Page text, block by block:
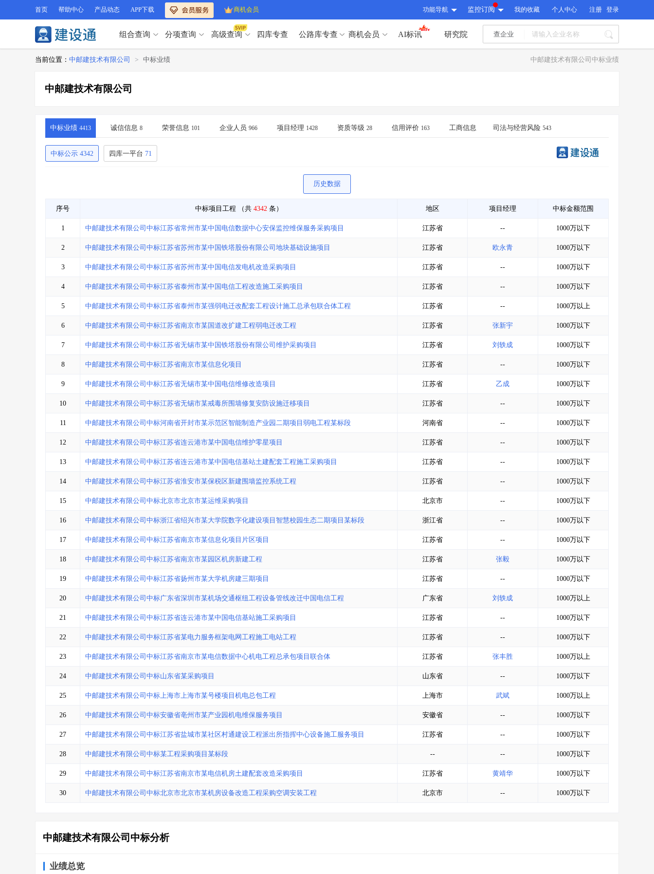
首页 帮助中心 产品动态 APP下载 商机会员 功能导航 监控订阅 我的收藏 个人中心 注册 登录
分项查询（VIP）
查资质
查荣誉
招标信息 > 组合查询>
行业 / 地区专查
组合查询-广州
宏观经济
建企舆情 >
政策规划> 招投标规则>
项目商机
拟建项目审批>
研究报告> 文章 >
API接口> 市场经营AI云平台>
人脉服务
>
组合查询 分项查询 高级查询 四库专查 公路库专查 商机会员 AI标讯 研究院 查企业
查荣誉> 查诚信
项目经理> 信用评价>
招标信息> 组合查询
四库专查>
下浮率> 技术负责人/专职安全员C证>
查业主> 项目分类筛选>
土地交易>
建设通大数据研究院
会员服务
当前位置： 中邮建技术有限公司 > 中标业绩 中邮建技术有限公司中标业绩
中邮建技术有限公司
中标业绩 4413 诚信信息 8 荣誉信息 101 企业人员 966 项目经理 1428 资质等级 28 信用评价 163 工商信息 司法与经营风险 543
中标公示 4342 四库一平台 71
历史数据
序号 中标项目工程 （共 4342条） 地区 项目经理 中标金额范围
1 中邮建技术有限公司中标江苏省常州市某中国电信数据中心安保监控维保服务采购项目 江苏省 -- 1000万以下
2 中邮建技术有限公司中标江苏省苏州市某中国铁塔股份有限公司地块基础设施项目 江苏省 欧永青 1000万以下
3 中邮建技术有限公司中标江苏省苏州市某中国电信发电机改造采购项目 江苏省 -- 1000万以下
4 中邮建技术有限公司中标江苏省泰州市某中国电信工程改造施工采购项目 江苏省 -- 1000万以下
5 中邮建技术有限公司中标江苏省泰州市某强弱电迁改配套工程设计施工总承包联合体工程 江苏省 -- 1000万以上
6 中邮建技术有限公司中标江苏省南京市某国道改扩建工程弱电迁改工程 江苏省 张新宇 1000万以下
7 中邮建技术有限公司中标江苏省无锡市某中国铁塔股份有限公司维护采购项目 江苏省 刘轶成 1000万以下
8 中邮建技术有限公司中标江苏省南京市某信息化项目 江苏省 -- 1000万以下
9 中邮建技术有限公司中标江苏省无锡市某中国电信维修改造项目 江苏省 乙成 1000万以下
10 中邮建技术有限公司中标江苏省无锡市某戒毒所围墙修复安防设施迁移项目 江苏省 -- 1000万以下
11 中邮建技术有限公司中标河南省开封市某示范区智能制造产业园二期项目弱电工程某标段 河南省 -- 1000万以下
12 中邮建技术有限公司中标江苏省连云港市某中国电信维护零星项目 江苏省 -- 1000万以下
13 中邮建技术有限公司中标江苏省连云港市某中国电信基站土建配套工程施工采购项目 江苏省 -- 1000万以下
14 中邮建技术有限公司中标江苏省淮安市某保税区新建围墙监控系统工程 江苏省 -- 1000万以下
15 中邮建技术有限公司中标北京市北京市某运维采购项目 北京市 -- 1000万以下
16 中邮建技术有限公司中标浙江省绍兴市某大学院数字化建设项目智慧校园生态二期项目某标段 浙江省 -- 1000万以下
17 中邮建技术有限公司中标江苏省南京市某信息化项目片区项目 江苏省 -- 1000万以下
18 中邮建技术有限公司中标江苏省南京市某园区机房新建工程 江苏省 张毅 1000万以下
19 中邮建技术有限公司中标江苏省扬州市某大学机房建三期项目 江苏省 -- 1000万以下
20 中邮建技术有限公司中标广东省深圳市某机场交通枢纽工程设备管线改迁中国电信工程 广东省 刘轶成 1000万以上
21 中邮建技术有限公司中标江苏省连云港市某中国电信基站施工采购项目 江苏省 -- 1000万以下
22 中邮建技术有限公司中标江苏省某电力服务框架电网工程施工电站工程 江苏省 -- 1000万以下
23 中邮建技术有限公司中标江苏省南京市某电信数据中心机电工程总承包项目联合体 江苏省 张丰胜 1000万以上
24 中邮建技术有限公司中标山东省某采购项目 山东省 -- 1000万以下
25 中邮建技术有限公司中标上海市上海市某号楼项目机电总包工程 上海市 武斌 1000万以上
26 中邮建技术有限公司中标安徽省亳州市某产业园机电维保服务项目 安徽省 -- 1000万以下
27 中邮建技术有限公司中标江苏省盐城市某社区村通建设工程派出所指挥中心设备施工服务项目 江苏省 -- 1000万以下
28 中邮建技术有限公司中标某工程采购项目某标段 -- -- 1000万以下
29 中邮建技术有限公司中标江苏省南京市某电信机房土建配套改造采购项目 江苏省 黄靖华 1000万以下
30 中邮建技术有限公司中标北京市北京市某机房设备改造工程采购空调安装工程 北京市 -- 1000万以下
中邮建技术有限公司中标分析
业绩总览